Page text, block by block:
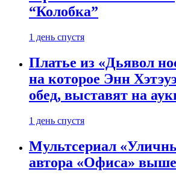
“Колобка”
1 день спустя
Платье из «Дьявол
на которое Энн
обед, выставят на
1 день спустя
Мультсериал
автора «Офиса»